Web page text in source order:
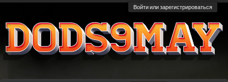
Войти или зарегистрироваться